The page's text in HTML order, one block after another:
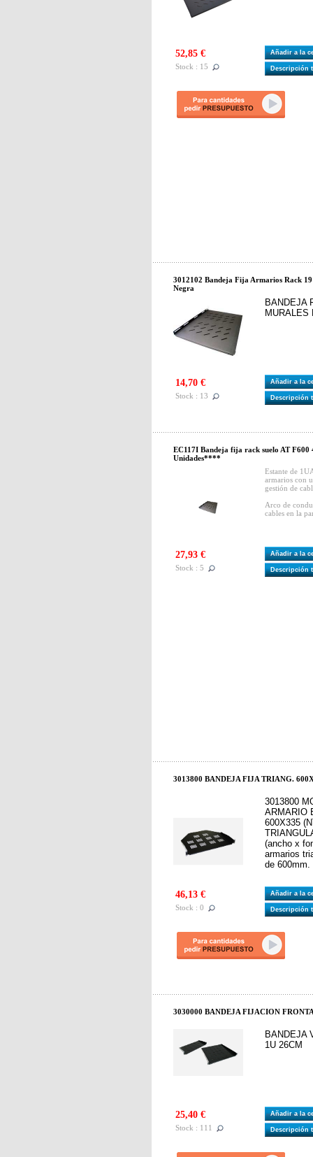
52,85 €
Stock : 15
Añadir a la
Descripción
3012102 Bandeja Fija Armarios Rack
Negra
BANDEJA
MURALES
14,70 €
Stock : 13
Añadir a la
Descripción
EC117I Bandeja fija rack suelo AT
Unidades****
Estante de
armarios con
gestión de
Arco de
cables en la
27,93 €
Stock : 5
Añadir a la
Descripción
3013800 BANDEJA FIJA TRIANG.
3013800
ARMARIO
600X335
(ancho x
armarios
de 600mm.
46,13 €
Stock : 0
Añadir a la
Descripción
3030000 BANDEJA FIJACION
BANDEJA
1U 26CM
25,40 €
Stock : 111
Añadir a la
Descripción